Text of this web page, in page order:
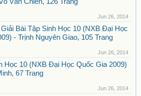
Jun 26, 2014
Bài Tập Sinh Học 10 (NXB Đại Học
- Trịnh Nguyên Giao, 105 Trang
Jun 26, 2014
Học 10 (NXB Đại Học Quốc Gia 2009)
67 Trang
Jun 26, 2014